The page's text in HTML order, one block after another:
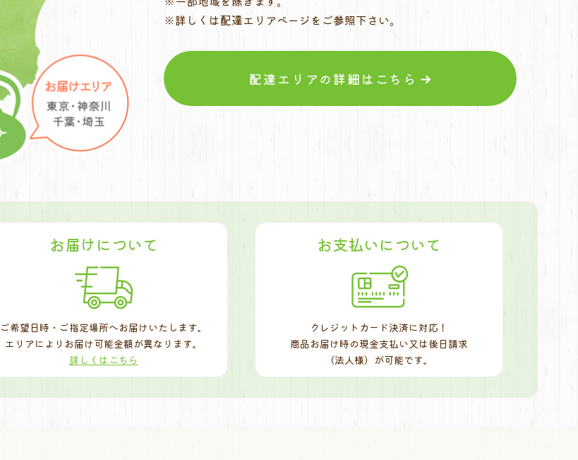
※詳しくは配達エリアページをご参照下さい。
配達エリアの詳細はこちら
お届けについて
ご希望日時・ご指定場所へお届けいたします。
エリアによりお届け可能金額が異なります。
詳しくはこちら
お支払いについて
クレジットカード決済に対応！
商品お届け時の現金支払い又は後日請求
（法人様）が可能です。